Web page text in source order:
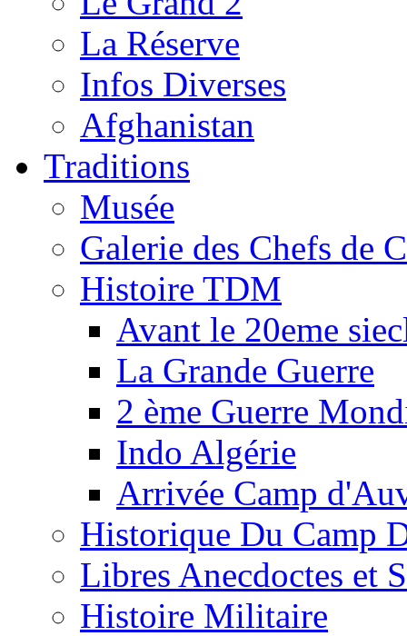
La Réserve
Infos Diverses
Afghanistan
Traditions
Musée
Galerie des Chefs de
Histoire TDM
Avant le 20eme
La Grande Guerre
2 ème Guerre
Indo Algérie
Arrivée Camp
Historique Du Camp
Libres Anecdoctes et
Histoire Militaire